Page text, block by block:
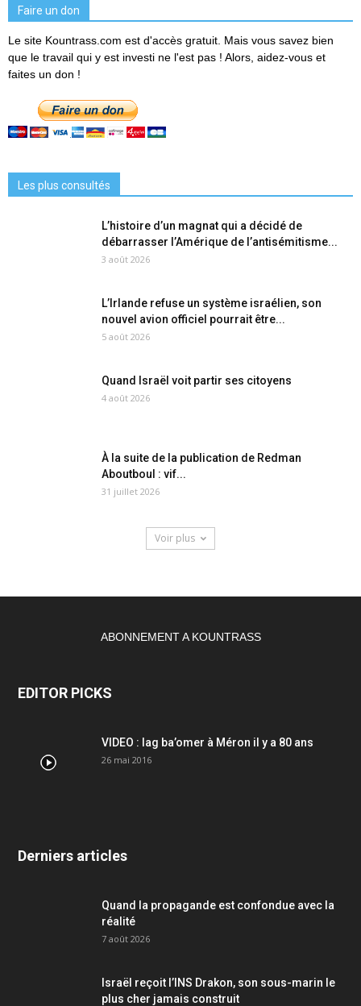
Faire un don
Le site Kountrass.com est d'accès gratuit. Mais vous savez bien
que le travail qui y est investi ne l'est pas ! Alors, aidez-vous et
faites un don !
Les plus consultés
L’histoire d’un magnat qui a décidé de
débarrasser l’Amérique de l’antisémitisme...
3 août 2026
L’Irlande refuse un système israélien, son
nouvel avion officiel pourrait être...
5 août 2026
Quand Israël voit partir ses citoyens
4 août 2026
À la suite de la publication de Redman
Aboutboul : vif...
31 juillet 2026
Voir plus
ABONNEMENT A KOUNTRASS
EDITOR PICKS
VIDEO : lag ba’omer à Méron il y a 80 ans
26 mai 2016
Derniers articles
Quand la propagande est confondue avec la
réalité
7 août 2026
Israël reçoit l’INS Drakon, son sous-marin le
plus cher jamais construit